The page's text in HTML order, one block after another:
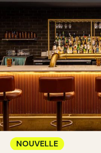
NOUVELLE